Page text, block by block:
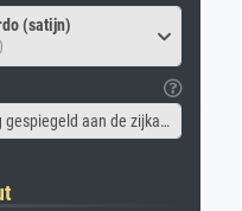
(satijn)
Canvas lijst - Afbeelding gespiegeld aan de zijkant